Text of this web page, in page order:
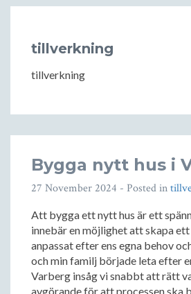
tillverkning
tillverkning
Bygga nytt hus i
27 November 2024 - Posted in
Att bygga ett nytt hus är ett
innebär en möjlighet att skapa
anpassat efter ens egna behov
och min familj började leta efter
Varberg insåg vi snabbt att rätt
avgörande för att processen ska